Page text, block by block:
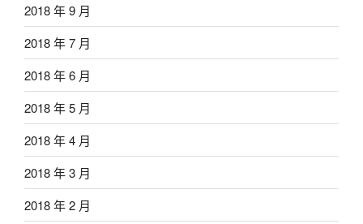
2018 年 9 月
2018 年 7 月
2018 年 6 月
2018 年 5 月
2018 年 4 月
2018 年 3 月
2018 年 2 月